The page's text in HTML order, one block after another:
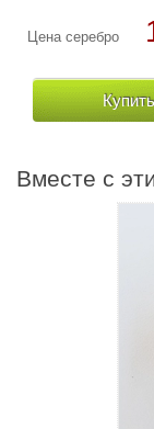
Цена серебро
Купить
Вместе с